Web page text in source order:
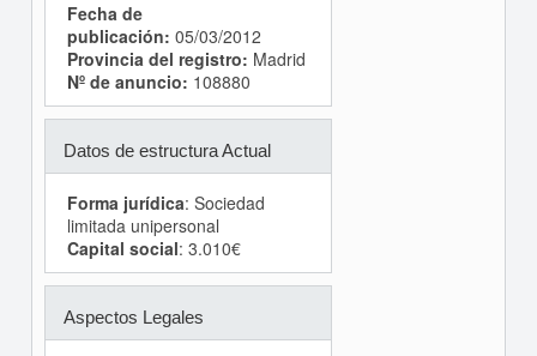
Fecha de
publicación: 05/03/2012
Provincia del registro: Madrid
Nº de anuncio: 108880
Datos de estructura Actual
Forma jurídica: Sociedad
limitada unipersonal
Capital social: 3.010€
Aspectos Legales